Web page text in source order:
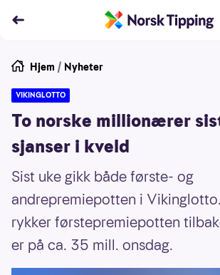
Hjem / Nyheter
VIKINGLOTTO
To norske millionærer
sjanser i kveld
Sist uke gikk både første- og
andrepremiepotten i
rykker førstepremiepotten
er på ca. 35 mill. onsdag.